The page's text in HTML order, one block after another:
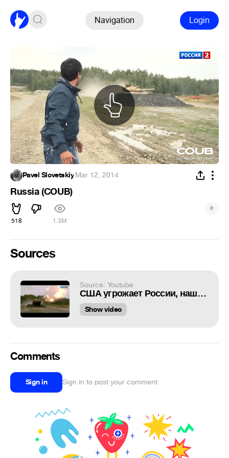
Navigation Login
Pavel Slovetskiy·Mar 12, 2014
Russia (COUB)
518 1.3M
#
Sources
Source: Youtube
США угрожает России, наш ответ.
Show video
Comments
Sign in Sign in to post your comment